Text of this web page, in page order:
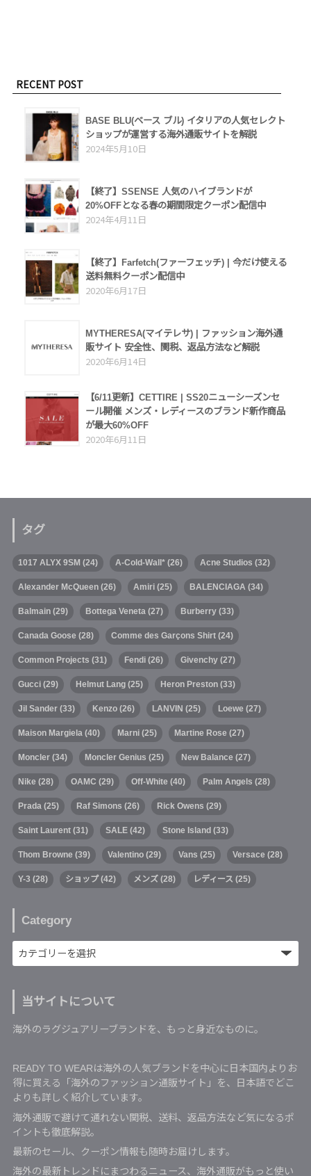
RECENT POST
BASE BLU(ベース ブル) イタリアの人気セレクト
ショップが運営する海外通販サイトを解説
2024年5月10日
【終了】SSENSE 人気のハイブランドが
20%OFFとなる春の期間限定クーポン配信中
2024年4月11日
【終了】Farfetch(ファーフェッチ) | 今だけ使える
送料無料クーポン配信中
2020年6月17日
MYTHERESA(マイテレサ) | ファッション海外通
販サイト 安全性、関税、返品方法など解説
2020年6月14日
【6/11更新】CETTIRE | SS20ニューシーズンセ
ール開催 メンズ・レディースのブランド新作商品
が最大60%OFF
2020年6月11日
タグ
1017 ALYX 9SM (24) A-Cold-Wall*(26) Acne Studios (32)
Alexander McQueen(26) Amiri(25) BALENCIAGA (34)
Balmain(29) Bottega Veneta(27) Burberry(33)
Canada Goose (28) Comme des Garçons Shirt(24)
Common Projects (31) Fendi(26) Givenchy(27)
Gucci(29) Helmut Lang(25) Heron Preston(33)
Jil Sander(33) Kenzo(26) LANVIN (25) Loewe (27)
Maison Margiela(40) Marni(25) Martine Rose (27)
Moncler(34) Moncler Genius (25) New Balance (27)
Nike (28) OAMC (29) Off-White (40) Palm Angels (28)
Prada(25) Raf Simons (26) Rick Owens (29)
Saint Laurent(31) SALE(42) Stone Island(33)
Thom Browne (39) Valentino(29) Vans (25) Versace (28)
Y-3 (28) ショップ(42) メンズ(28) レディース (25)
Category
当サイトについて
海外のラグジュアリーブランドを、もっと身近なものに。
READY TO WEARは海外の人気ブランドを中心に日本国内よりお
得に買える「海外のファッション通販サイト」を、日本語でどこ
よりも詳しく紹介しています。
海外通販で避けて通れない関税、送料、返品方法など気になるポ
イントも徹底解説。
最新のセール、クーポン情報も随時お届けします。
海外の最新トレンドにまつわるニュース、海外通販がもっと使い